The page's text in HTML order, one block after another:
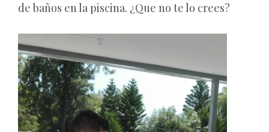
de baños en la piscina. ¿Que no te lo crees?